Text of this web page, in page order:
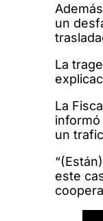
un
La
La
un
este